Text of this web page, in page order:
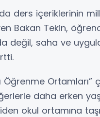
ders içeriklerinin
Bakan Tekin,
değil, saha ve
Öğrenme
daha erken
okul ortamına